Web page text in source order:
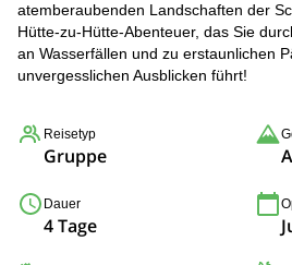
atemberaubenden Landschaften der
Hütte-zu-Hütte-Abenteuer, das Sie
an Wasserfällen und zu erstaunlichen
unvergesslichen Ausblicken führt!
Reisetyp
Gruppe
Dauer
4 Tage